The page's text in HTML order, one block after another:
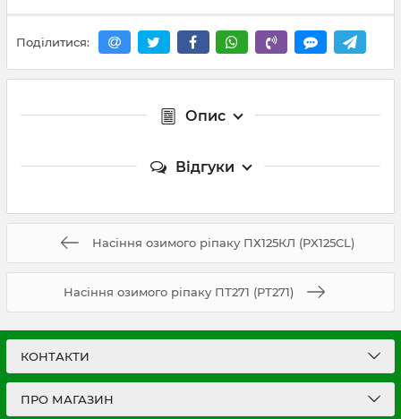
Поділитися:
Опис
Відгуки
Насіння озимого ріпаку ПХ125КЛ (PX125CL)
Насіння озимого ріпаку ПТ271 (PT271)
КОНТАКТИ
ПРО МАГАЗИН